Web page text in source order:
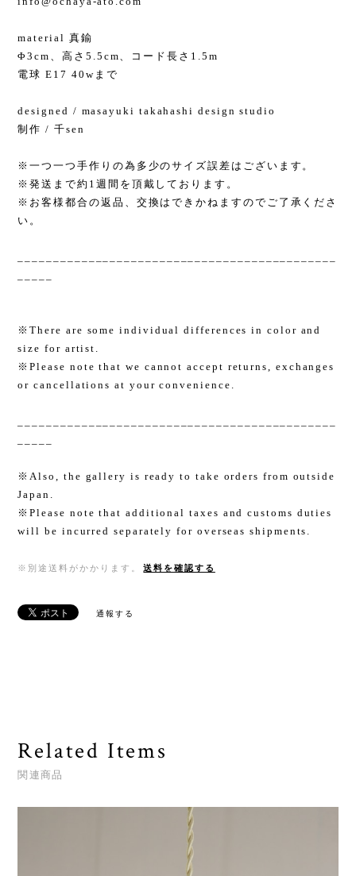
material 真鍮
Φ3cm、高さ5.5cm、コード長さ1.5m
電球 E17 40wまで
designed / masayuki takahashi design studio
制作 / 千sen
※一つ一つ手作りの為多少のサイズ誤差はございます。
※発送まで約1週間を頂戴しております。
※お客様都合の返品、交換はできかねますのでご了承くださ
い。
※There are some individual differences in color and
size for artist.
※Please note that we cannot accept returns, exchanges
or cancellations at your convenience.
※Also, the gallery is ready to take orders from outside
Japan.
※Please note that additional taxes and customs duties
will be incurred separately for overseas shipments.
※別途送料がかかります。 送料を確認する
通報する
Related Items
関連商品